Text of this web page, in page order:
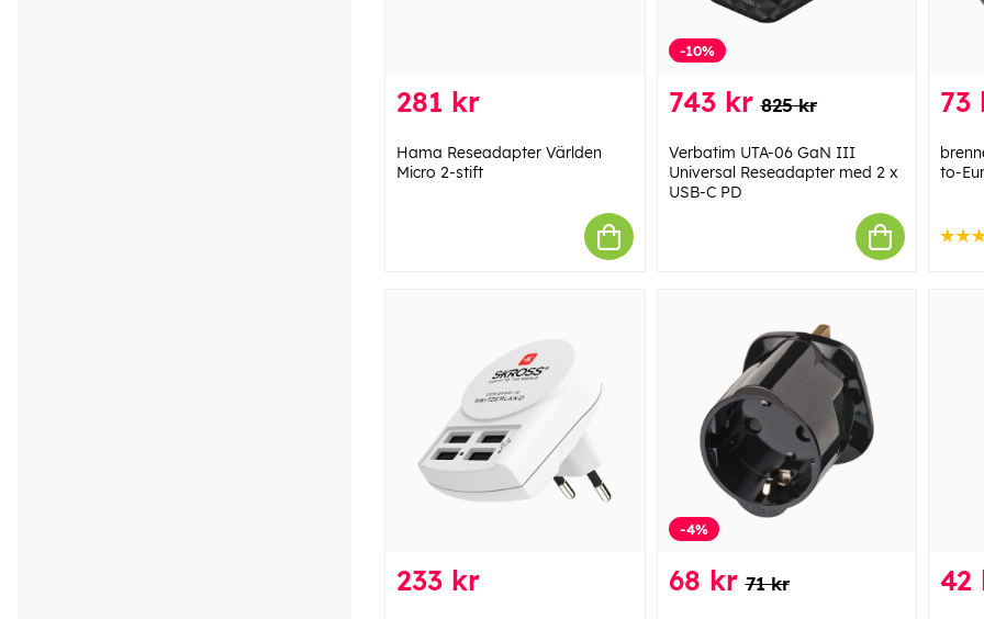
281 kr
Hama Reseadapter Världen
Micro 2-stift
-10%
743 kr 825 kr
Verbatim UTA-06 GaN III
Universal Reseadapter med 2 x
USB-C PD
73
to-
233 kr
-4%
68 kr 71 kr 42